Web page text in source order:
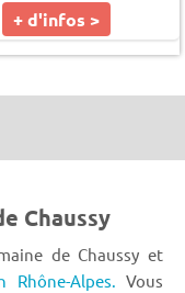
+ d'infos >
Chaussy
de Chaussy et
Rhône-Alpes. Vous